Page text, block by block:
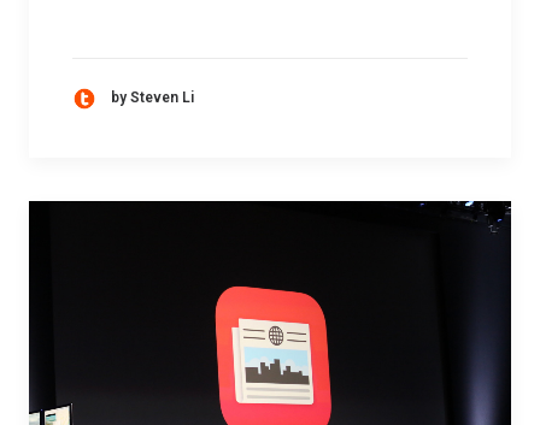
by Steven Li